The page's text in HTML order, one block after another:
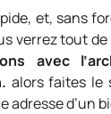
et, sans
verrez tout
avec
alors faites le
adresse d’un